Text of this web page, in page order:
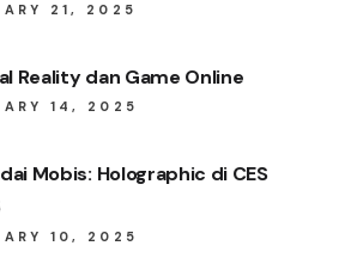
21, 2025
Reality dan Game Online
14, 2025
Mobis: Holographic di CES
10, 2025